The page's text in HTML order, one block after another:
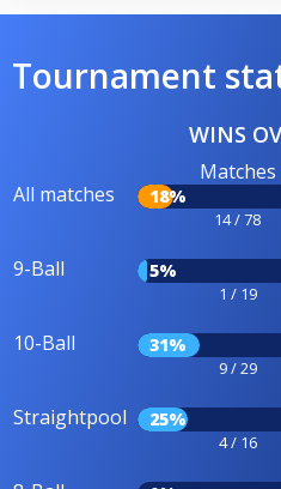
Tournament
WINS
All matches
Matches
18%
14 / 78
9-Ball 5%
1 / 19
10-Ball 31%
9 / 29
Straightpool 25%
4 / 16